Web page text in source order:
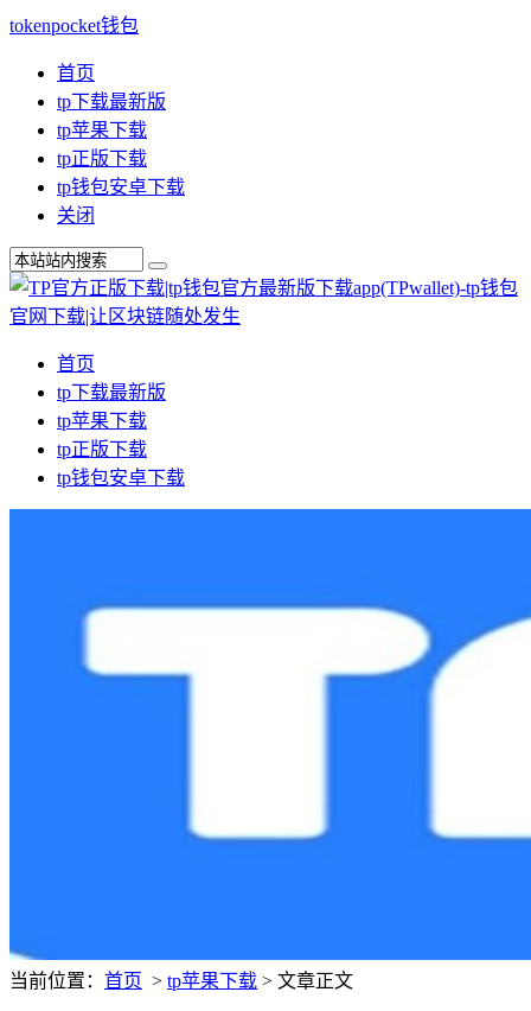
tokenpocket钱包
首页
tp下载最新版
tp苹果下载
tp正版下载
tp钱包安卓下载
关闭
首页
tp下载最新版
tp苹果下载
tp正版下载
tp钱包安卓下载
当前位置： 首页 > tp苹果下载 > 文章正文